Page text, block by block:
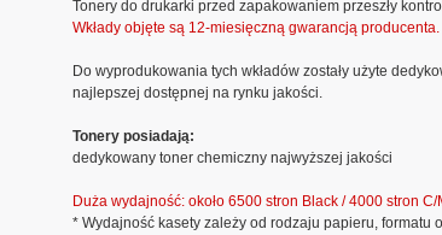
Tonery do drukarki przed zapakowaniem przeszły
Wkłady objęte są 12-miesięczną gwarancją producenta.
Do wyprodukowania tych wkładów zostały użyte
najlepszej dostępnej na rynku jakości.
Tonery posiadają:
dedykowany toner chemiczny najwyższej jakości
Duża wydajność: około 6500 stron Black / 4000 stron
* Wydajność kasety zależy od rodzaju papieru, formatu